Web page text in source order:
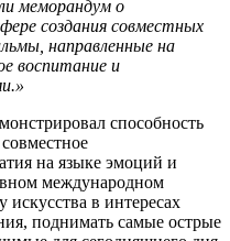
меморандум о
создания совместных
направленные на
воспитание и
способность
на языке эмоций и
международном
искусства в интересах
поднимать самые острые